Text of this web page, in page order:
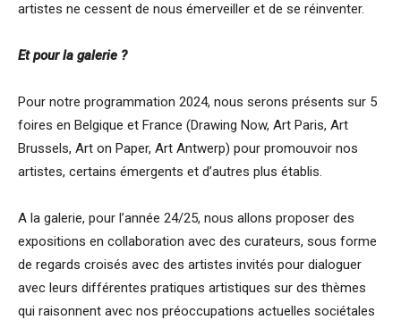
artistes ne cessent de nous émerveiller et de se réinventer.
Et pour la galerie ?
Pour notre programmation 2024, nous serons présents sur 5
foires en Belgique et France (Drawing Now, Art Paris, Art
Brussels, Art on Paper, Art Antwerp) pour promouvoir nos
artistes, certains émergents et d’autres plus établis.
A la galerie, pour l’année 24/25, nous allons proposer des
expositions en collaboration avec des curateurs, sous forme
de regards croisés avec des artistes invités pour dialoguer
avec leurs différentes pratiques artistiques sur des thèmes
qui raisonnent avec nos préoccupations actuelles sociétales